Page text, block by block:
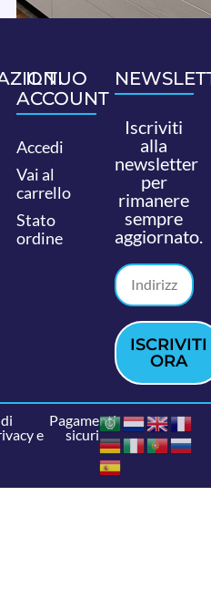
IL TUO
ACCOUNT
Accedi
Vai al
carrello
Stato
ordine
Iscriviti
alla
newsletter
per
rimanere
sempre
aggiornato.
ISCRIVITI
ORA
e
Pagamenti
sicuri